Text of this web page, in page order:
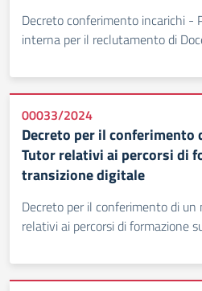
Decreto conferimento incarichi -
interna per il reclutamento di
00033/2024
Decreto per il conferimento
Tutor relativi ai percorsi di
transizione digitale
Decreto per il conferimento di un
relativi ai percorsi di formazione